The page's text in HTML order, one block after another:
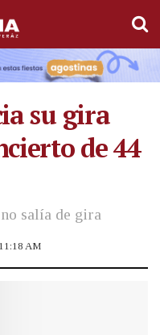
su gira
de 44
salía de gira
AM